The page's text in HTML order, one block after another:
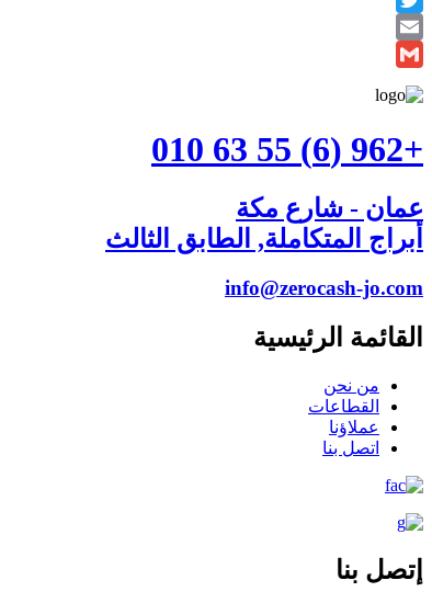
Twitter
Email
Gmail
+962 (6) 55 63 010
عمان - شارع مكة
أبراج المتكاملة, الطابق الثالث
info@zerocash-jo.com
القائمة الرئيسية
من نحن
القطاعات
عملاؤنا
اتصل بنا
إتصل بنا